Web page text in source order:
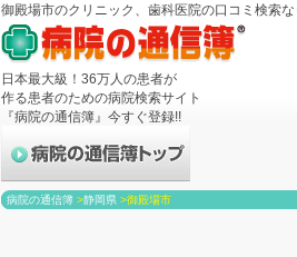
御殿場市のクリニック、歯科医院の口コミ検索な
日本最大級！36万人の患者が
作る患者のための病院検索サイト
『病院の通信簿』今すぐ登録!!
病院の通信簿 >静岡県 >御殿場市